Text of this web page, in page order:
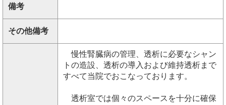
備考
その他備考
慢性腎臓病の管理、透析に必要なシャン
トの造設、透析の導入および維持透析まで
すべて当院でおこなっております。
透析室では個々のスペースを十分に確保